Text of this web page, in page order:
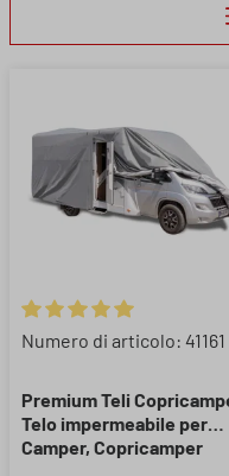
Valutazione media di 5
Numero di articolo: 41161
Premium Teli
Telo impermeabile per
Camper, Copricamper